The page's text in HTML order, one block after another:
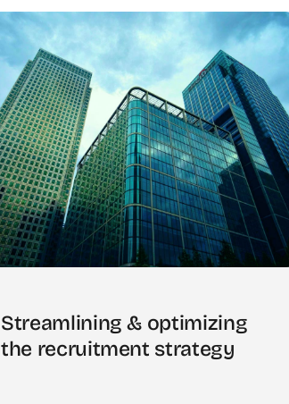
Streamlining & optimizing
the recruitment strategy